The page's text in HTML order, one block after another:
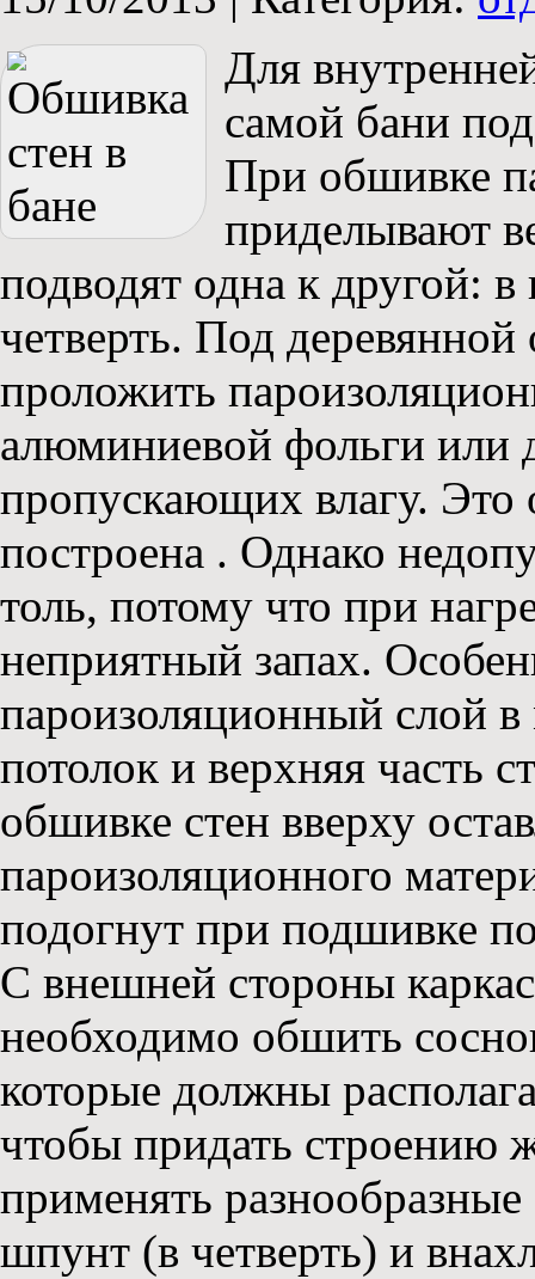
Для
самой бани
При обшивке
приделывают
подводят одна к другой:
четверть. Под
проложить
алюминиевой фольги или
пропускающих влагу. Это
построена . Однако
толь, потому что при
неприятный запах.
пароизоляционный слой в
потолок и верхняя часть
обшивке стен вверху
пароизоляционного
подогнут при подшивке
С внешней стороны
необходимо обшить
которые должны
чтобы придать строению
применять
шпунт (в четверть) и